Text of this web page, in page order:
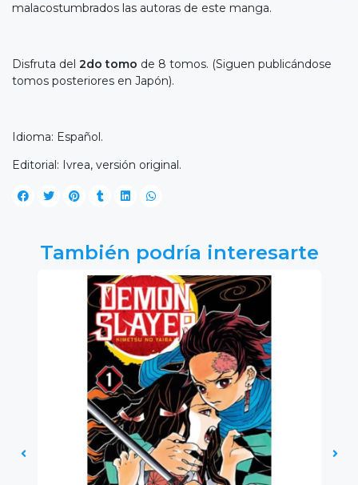
malacostumbrados las autoras de este manga.
Disfruta del 2do tomo de 8 tomos. (Siguen publicándose
tomos posteriores en Japón).
Idioma: Español.
Editorial: Ivrea, versión original.
También podría interesarte